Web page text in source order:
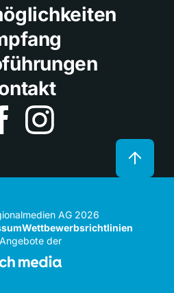
AG 2026
Wettbewerbsrichtlinien
der